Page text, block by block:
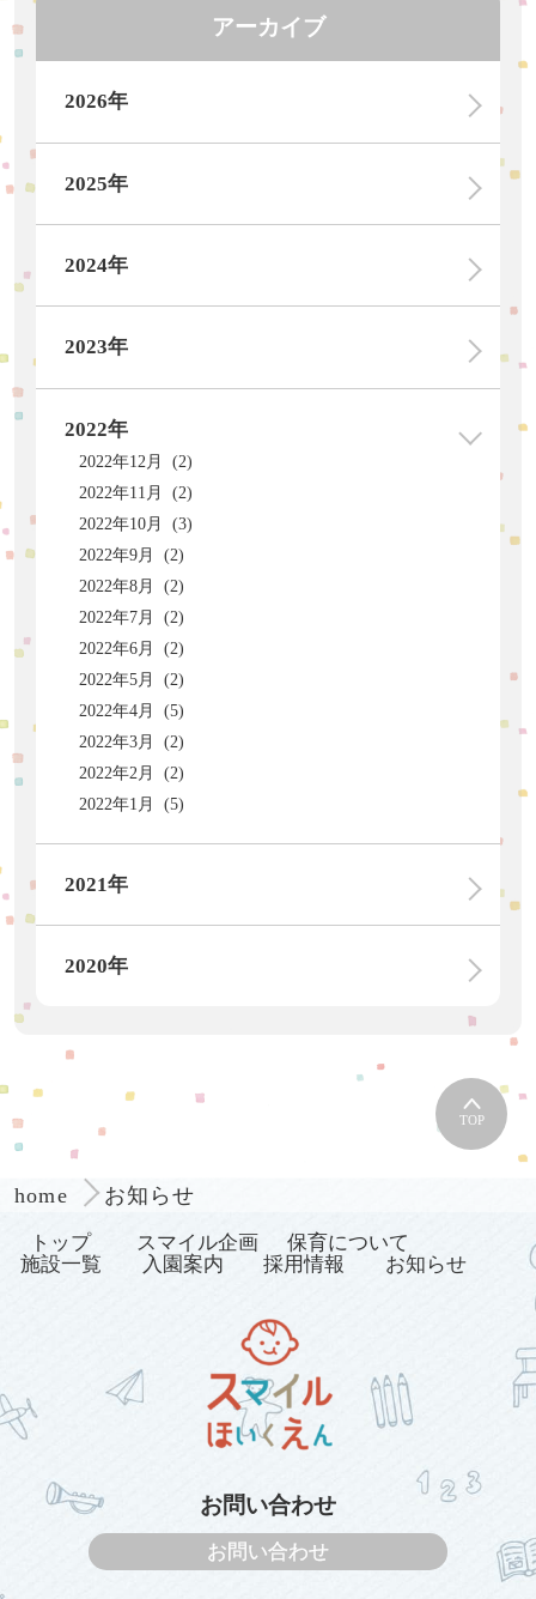
アーカイブ
2026年
2025年
2024年
2023年
2022年
2022年12月 (2)
2022年11月 (2)
2022年10月 (3)
2022年9月 (2)
2022年8月 (2)
2022年7月 (2)
2022年6月 (2)
2022年5月 (2)
2022年4月 (5)
2022年3月 (2)
2022年2月 (2)
2022年1月 (5)
2021年
2020年
TOP
home お知らせ
トップ スマイル企画
保育について
施設一覧
入園案内 採用情報 お知らせ
お問い合わせ
お問い合わせ